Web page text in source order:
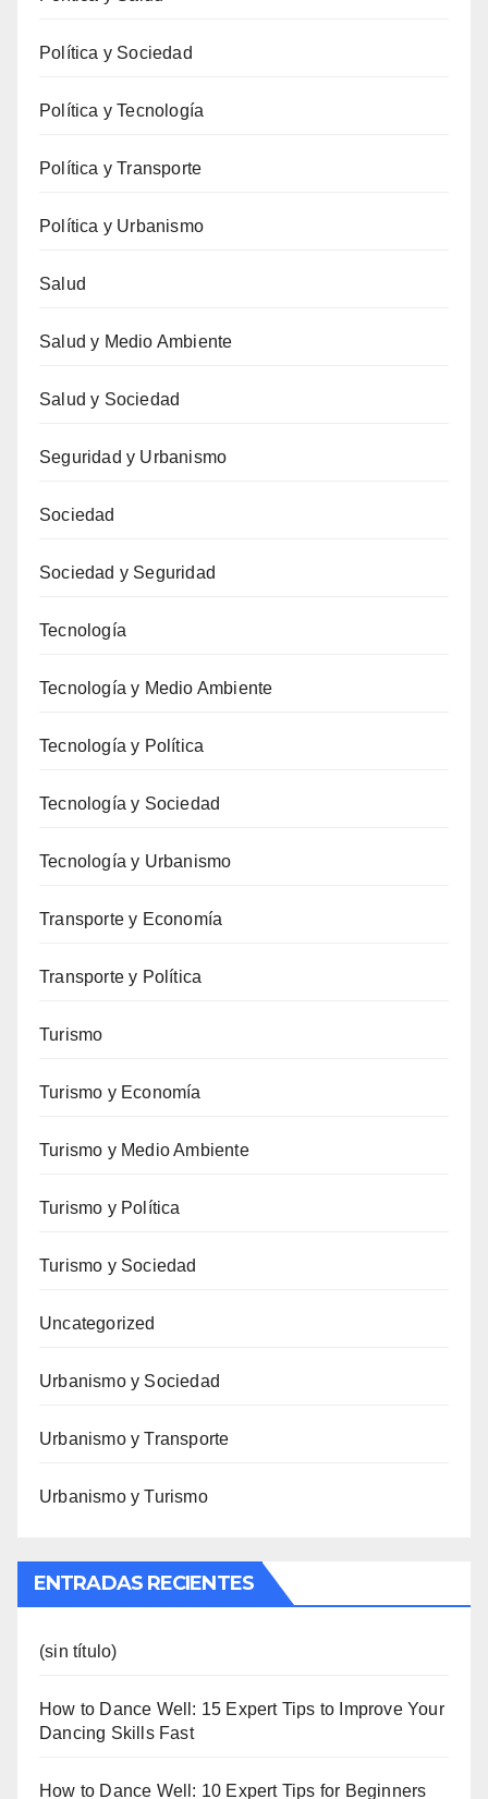
Política y Sociedad
Política y Tecnología
Política y Transporte
Política y Urbanismo
Salud
Salud y Medio Ambiente
Salud y Sociedad
Seguridad y Urbanismo
Sociedad
Sociedad y Seguridad
Tecnología
Tecnología y Medio Ambiente
Tecnología y Política
Tecnología y Sociedad
Tecnología y Urbanismo
Transporte y Economía
Transporte y Política
Turismo
Turismo y Economía
Turismo y Medio Ambiente
Turismo y Política
Turismo y Sociedad
Uncategorized
Urbanismo y Sociedad
Urbanismo y Transporte
Urbanismo y Turismo
ENTRADAS RECIENTES
(sin título)
How to Dance Well: 15 Expert Tips to Improve Your
Dancing Skills Fast
How to Dance Well: 10 Expert Tips for Beginners